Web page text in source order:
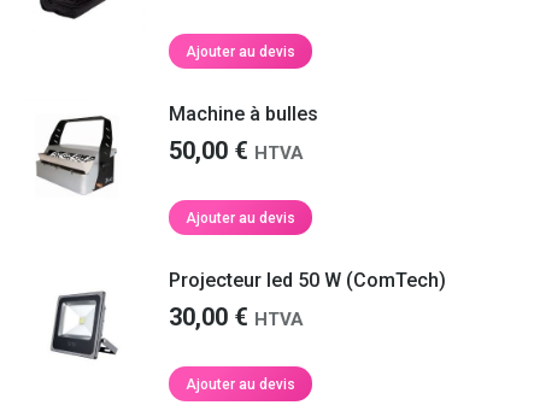
Ajouter au devis
Machine à bulles
50,00 € HTVA
Ajouter au devis
Projecteur led 50 W (ComTech)
30,00 € HTVA
Ajouter au devis